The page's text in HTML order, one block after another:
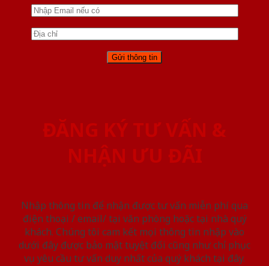
ĐĂNG KÝ TƯ VẤN &
NHẬN ƯU ĐÃI
Nhập thông tin để nhận được tư vấn miễn phí qua
điện thoại / email/ tại văn phòng hoặc tại nhà quý
khách. Chúng tôi cam kết mọi thông tin nhập vào
dưới đây được bảo mật tuyệt đối cũng như chỉ phục
vụ yêu cầu tư vấn duy nhất của quý khách tại đây.